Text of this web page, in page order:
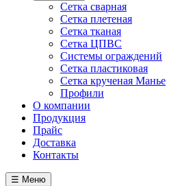
Сетка сварная
Сетка плетеная
Сетка тканая
Сетка ЦПВС
Системы ограждений
Сетка пластиковая
Сетка крученая Манье
Профили
О компании
Продукция
Прайс
Доставка
Контакты
☰ Меню